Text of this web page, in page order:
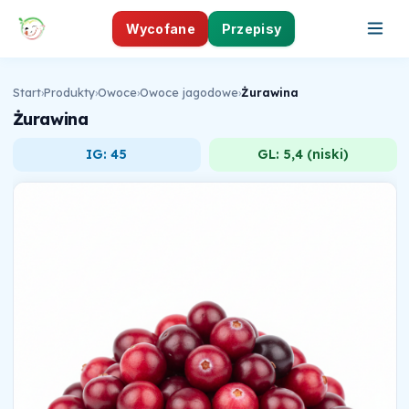
Wycofane Przepisy
Start›Produkty›Owoce›Owoce jagodowe›Żurawina
Żurawina
IG: 45 GL: 5,4 (niski)